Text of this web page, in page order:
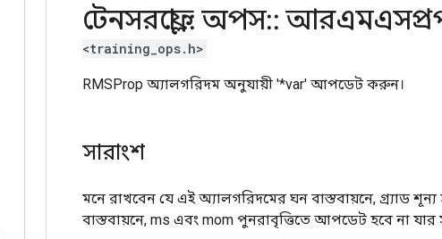
টেনসরফ্লো:: অপস::
<training_ops.h>
RMSProp অ্যালগরিদম অনুযায়ী '*var' আপডেট করুন।
সারাংশ
মনে রাখবেন যে এই অ্যালগরিদমের ঘন বাস্তবায়নে, গ্র্যাড
বাস্তবায়নে, ms এবং mom পুনরাবৃত্তিতে আপডেট হবে না যার